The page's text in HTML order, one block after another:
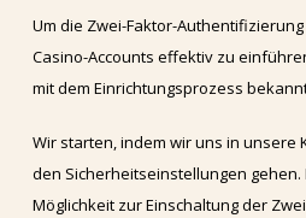
Um die Zwei-Faktor-
Casino-Accounts effektiv zu
mit dem Einrichtungsprozess
Wir starten, indem wir uns in unsere
den Sicherheitseinstellungen
Möglichkeit zur Einschaltung der